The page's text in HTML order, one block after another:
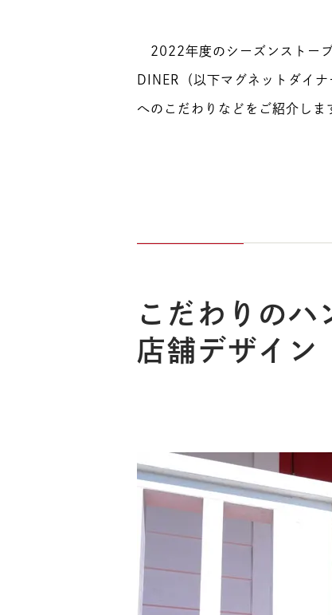
2022年度のシーズンストーブ
DINER（以下マグネットダイ
へのこだわりなどをご紹介しま
こだわりのハ
店舗デザイン